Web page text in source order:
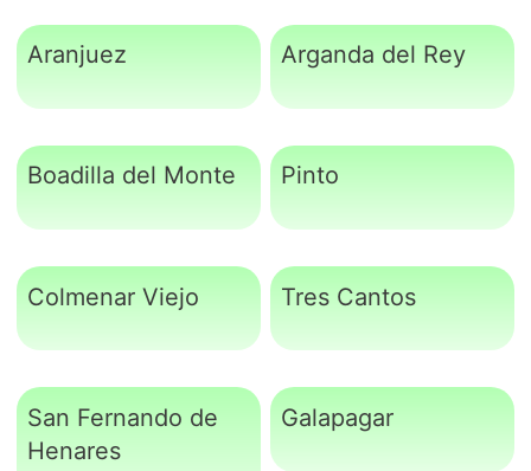
Aranjuez Arganda del Rey
Boadilla del Monte Pinto
Colmenar Viejo Tres Cantos
San Fernando de
Henares
Galapagar